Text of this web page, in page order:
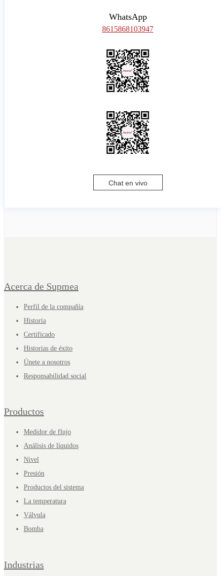
WhatsApp
8615868103947
Chat en vivo
Acerca de Supmea
Perfil de la compañía
Historia
Certificado
Historias de éxito
Únete a nosotros
Responsabilidad social
Productos
Medidor de flujo
Análisis de líquidos
Nivel
Presión
Productos del sistema
La temperatura
Válvula
Bomba
Industrias